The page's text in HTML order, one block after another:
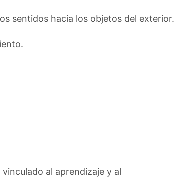
sentidos hacia los objetos del exterior.
al aprendizaje y al